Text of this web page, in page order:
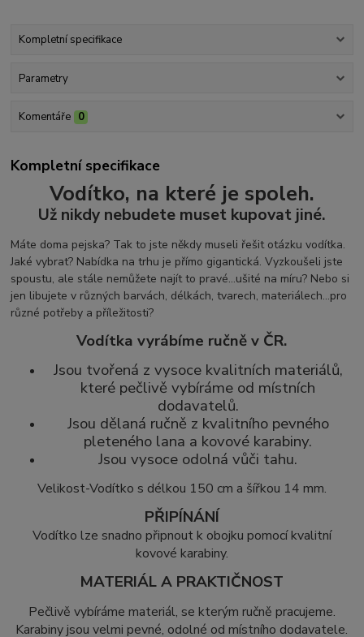
Kompletní specifikace
Parametry
Komentáře 0
Kompletní specifikace
Vodítko, na které je spoleh.
Už nikdy nebudete muset kupovat jiné.
Máte doma pejska? Tak to jste někdy museli řešit otázku vodítka.
Jaké vybrat? Nabídka na trhu je přímo gigantická. Vyzkoušeli jste
spoustu, ale stále nemůžete najít to pravé...ušité na míru? Nebo si
jen libujete v různých barvách, délkách, tvarech, materiálech...pro
různé potřeby a příležitosti?
Vodítka vyrábíme ručně v ČR.
Jsou tvořená z vysoce kvalitních materiálů,
které pečlivě vybíráme od místních
dodavatelů.
Jsou dělaná ručně z kvalitního pevného
pleteného lana a kovové karabiny.
Jsou vysoce odolná vůči tahu.
Velikost-Vodítko s délkou 150 cm a šířkou 14 mm.
PŘIPÍNÁNÍ
Vodítko lze snadno připnout k obojku pomocí kvalitní
kovové karabiny.
MATERIÁL A PRAKTIČNOST
Pečlivě vybíráme materiál, se kterým ručně pracujeme.
Karabiny jsou velmi pevné, odolné od místního dodavatele.